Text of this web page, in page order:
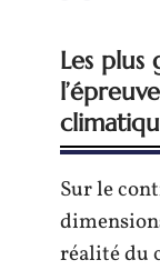
Les plus
Sur le
réalité du